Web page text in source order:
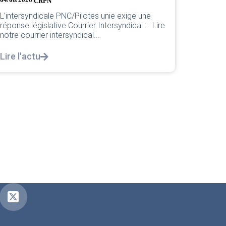
nouvelle Cheffe de Base PNC d’Orly,...
Lire l'actu